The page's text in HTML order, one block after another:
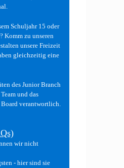
Schuljahr 15 oder
Komm zu unseren
unsere Freizeit
gleichzeitig eine
des Junior Branch
und das
Board verantwortlich.
wir nicht
- hier sind sie